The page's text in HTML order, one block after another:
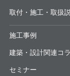
取付・施工・取扱
施工事例
建築・設計関連コ
セミナー